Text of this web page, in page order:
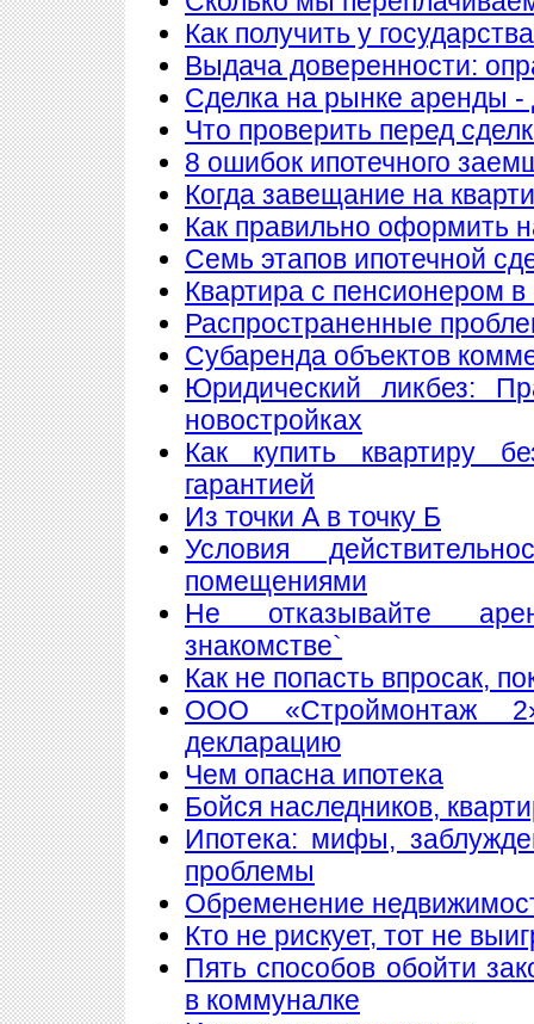
Как получить у
Выдача доверенности:
Сделка на рынке аренды -
Что проверить перед
8 ошибок ипотечного
Когда завещание на
Как правильно оформить
Семь этапов ипотечной
Квартира с пенсионером в
Распространенные
Субаренда объектов
Юридический ликбез:
новостройках
Как купить квартиру
гарантией
Из точки А в точку Б
Условия
помещениями
Не отказывайте
знакомстве`
Как не попасть впросак,
ООО «Строймонтаж
декларацию
Чем опасна ипотека
Бойся наследников,
Ипотека: мифы,
проблемы
Обременение
Кто не рискует, тот не
Пять способов обойти
в коммуналке